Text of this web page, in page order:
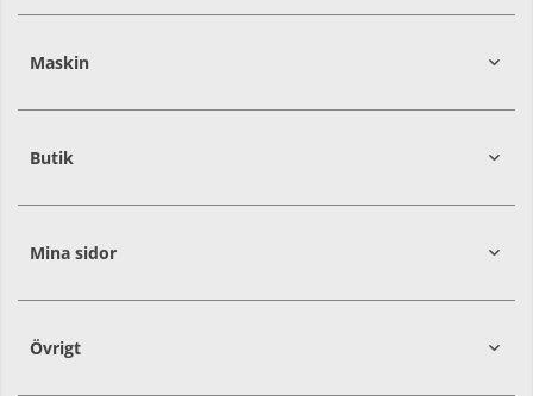
39239
Maskin
27430
Butik
Mina sidor
Övrigt